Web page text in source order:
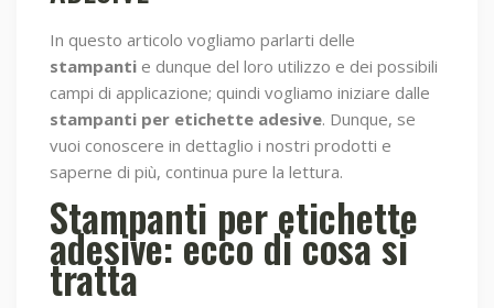
In questo articolo vogliamo parlarti delle
stampanti e dunque del loro utilizzo e dei possibili
campi di applicazione; quindi vogliamo iniziare dalle
stampanti per etichette adesive. Dunque, se
vuoi conoscere in dettaglio i nostri prodotti e
saperne di più, continua pure la lettura.
Stampanti per etichette
adesive: ecco di cosa si
tratta